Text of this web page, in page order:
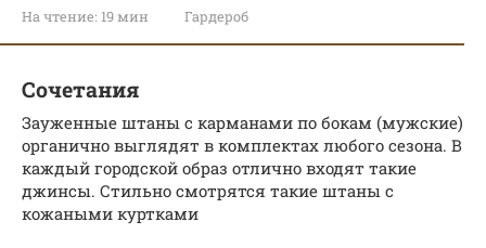
На чтение: 19 мин Гардероб
Сочетания
Зауженные штаны с карманами по бокам (мужские)
органично выглядят в комплектах любого сезона. В
каждый городской образ отлично входят такие
джинсы. Стильно смотрятся такие штаны с
кожаными куртками